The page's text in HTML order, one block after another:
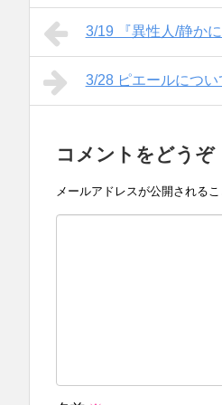
3/19 『異性人/静か
3/28 ピエールにつ
コメントをどうぞ
メールアドレスが公開されるこ